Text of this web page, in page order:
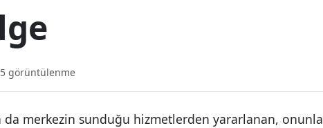
görüntülenme
da merkezin sunduğu hizmetlerden yararlanan, onunla